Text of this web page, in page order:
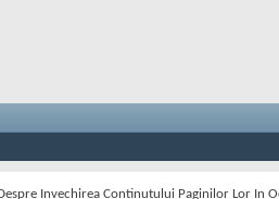
Invechirea Continutului Paginilor Lor In